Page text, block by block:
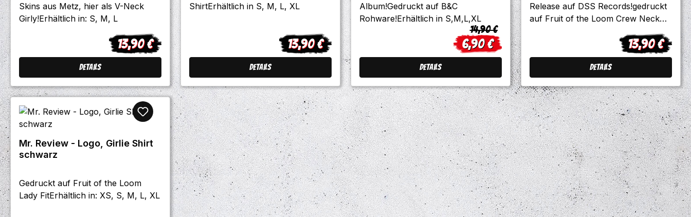
Skins aus Metz, hier als V-Neck
Girly!Erhältlich in: S, M, L
Regulärer Preis:
13,90 €
Details
ShirtErhältlich in S, M, L, XL
Regulärer Preis:
13,90 €
Details
Album!Gedruckt auf B&C
Rohware!Erhältlich in S,M,L,XL
Verkaufspreis:
6,90 €
Regulärer Preis:
14,90 €
Details
Release auf DSS Records!gedruckt
auf Fruit of the Loom Crew Neck
Regulärer
13,90 €
Details
Mr. Review - Logo, Girlie Shirt
schwarz
Gedruckt auf Fruit of the Loom
Lady FitErhältlich in: XS, S, M, L, XL